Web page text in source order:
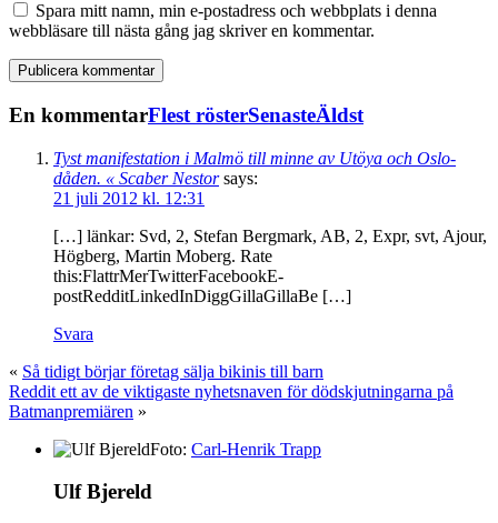
Spara mitt namn, min e-postadress och webbplats i denna
webbläsare till nästa gång jag skriver en kommentar.
En kommentarFlest rösterSenasteÄldst
Tyst manifestation i Malmö till minne av Utöya och Oslo-
dåden. « Scaber Nestor says:
21 juli 2012 kl. 12:31
[…] länkar: Svd, 2, Stefan Bergmark, AB, 2, Expr, svt, Ajour,
Högberg, Martin Moberg. Rate
this:FlattrMerTwitterFacebookE-
postRedditLinkedInDiggGillaGillaBe […]
Svara
« Så tidigt börjar företag sälja bikinis till barn
Reddit ett av de viktigaste nyhetsnaven för dödskjutningarna på
Batmanpremiären »
Foto: Carl-Henrik Trapp
Ulf Bjereld